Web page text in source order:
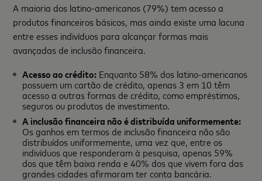
A maioria dos latino-americanos (79%) tem acesso a
produtos financeiros básicos, mas ainda existe uma lacuna
entre esses indivíduos para alcançar formas mais
avançadas de inclusão financeira.
Acesso ao crédito: Enquanto 58% dos latino-americanos
possuem um cartão de crédito, apenas 3 em 10 têm
acesso a outras formas de crédito, como empréstimos,
seguros ou produtos de investimento.
A inclusão financeira não é distribuída uniformemente:
Os ganhos em termos de inclusão financeira não são
distribuídos uniformemente, uma vez que, entre os
indivíduos que responderam à pesquisa, apenas 59%
dos que têm baixa renda e 40% dos que vivem fora das
grandes cidades afirmaram ter conta bancária.